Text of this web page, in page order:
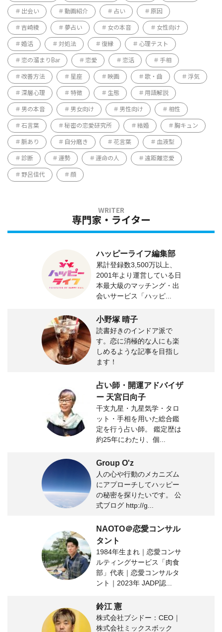
出会い 動画紹介 占い 原因
吉崎綾 夢占い 女の本音 女性向け
婚活 対処法 復縁 心理テスト
恋の溜まりBar 恋愛 恋活 手相
改善方法 星座 映画 歌・曲 浮気
深層心理 特徴 生態 用語解説
男の本音 男女向け 男性向け 相性
石言葉 秘密の恋愛研究所 結婚 胸キュン
脈あり 自分磨き 花言葉 血液型
診断 運勢 運命の人 遠距離恋愛
野呂佳代 顔
専門家・ライター
ハッピーライフ編集部
累計登録数3,500万以上、
2001年より運営している日
本最大級のマッチング・出
会いサービス「ハッピ...
小野塚 晴子
読書好きのインドア派で
す。恋に消極的な人にも楽
しめるような記事を目指し
ます！
占い師・開運アドバイザ
ー 天宮日向子
干支九星・九星気学・タロ
ット・手相を用いた総合鑑
定を行う占い師。 鑑定歴は
約25年にわたり、個...
Group O'z
人の心や行動のメカニズム
にアプローチしてハッピー
の秘密を探りたいです。 公
式ブログ http://g...
NAOTO＠恋愛コンサル
タント
1984年生まれ｜恋愛コンサ
ルティングサービス「肉食
部」代表｜恋愛コンサルタ
ント｜2023年 JADP認...
鈴江 憲
株式会社ブシドー：CEO｜
株式会社ミックスボック